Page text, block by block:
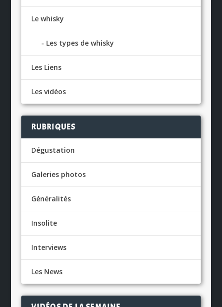
Le whisky
Les types de whisky
Les Liens
Les vidéos
RUBRIQUES
Dégustation
Galeries photos
Généralités
Insolite
Interviews
Les News